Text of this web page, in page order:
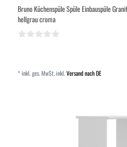
Bruno Küchenspüle Spüle Einbauspüle
hellgrau croma
*inkl. ges. MwSt.inkl.Versand nach DE